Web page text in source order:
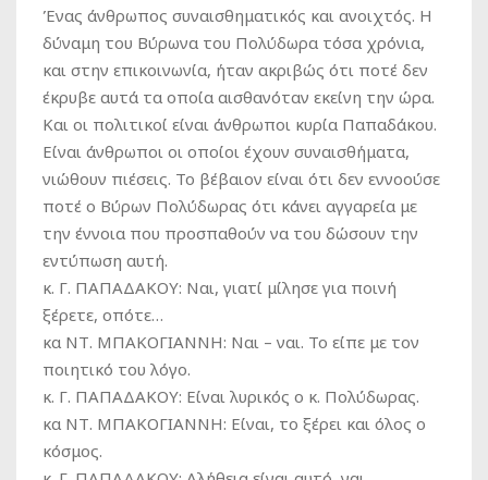
Ένας άνθρωπος συναισθηματικός και ανοιχτός. Η
δύναμη του Βύρωνα του Πολύδωρα τόσα χρόνια,
και στην επικοινωνία, ήταν ακριβώς ότι ποτέ δεν
έκρυβε αυτά τα οποία αισθανόταν εκείνη την ώρα.
Και οι πολιτικοί είναι άνθρωποι κυρία Παπαδάκου.
Είναι άνθρωποι οι οποίοι έχουν συναισθήματα,
νιώθουν πιέσεις. Το βέβαιον είναι ότι δεν εννοούσε
ποτέ ο Βύρων Πολύδωρας ότι κάνει αγγαρεία με
την έννοια που προσπαθούν να του δώσουν την
εντύπωση αυτή.
κ. Γ. ΠΑΠΑΔΑΚΟΥ: Ναι, γιατί μίλησε για ποινή
ξέρετε, οπότε…
κα ΝΤ. ΜΠΑΚΟΓΙΑΝΝΗ: Ναι – ναι. Το είπε με τον
ποιητικό του λόγο.
κ. Γ. ΠΑΠΑΔΑΚΟΥ: Είναι λυρικός ο κ. Πολύδωρας.
κα ΝΤ. ΜΠΑΚΟΓΙΑΝΝΗ: Είναι, το ξέρει και όλος ο
κόσμος.